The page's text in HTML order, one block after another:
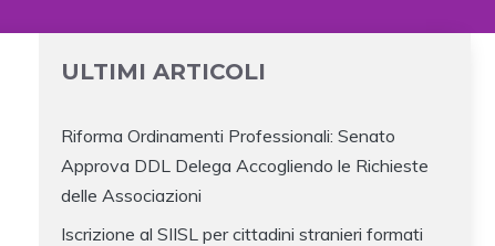
ULTIMI ARTICOLI
Riforma Ordinamenti Professionali: Senato
Approva DDL Delega Accogliendo le Richieste
delle Associazioni
Iscrizione al SIISL per cittadini stranieri formati